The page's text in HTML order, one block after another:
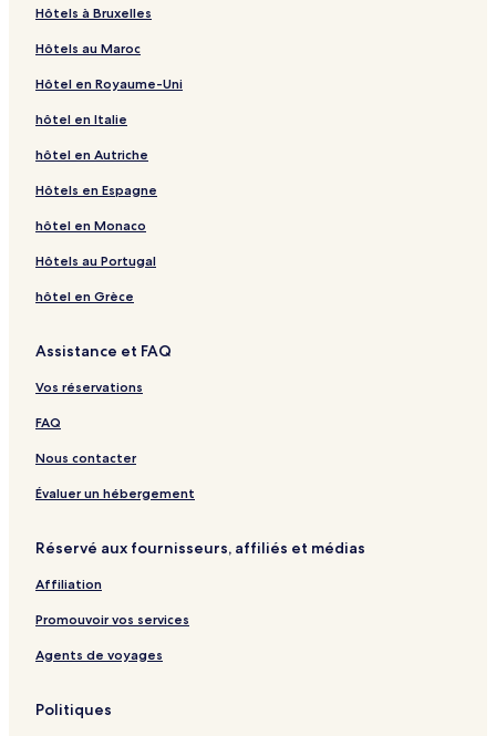
Hôtels à Bruxelles
Hôtels au Maroc
Hôtel en Royaume-Uni
hôtel en Italie
hôtel en Autriche
Hôtels en Espagne
hôtel en Monaco
Hôtels au Portugal
hôtel en Grèce
Assistance et FAQ
Vos réservations
FAQ
Nous contacter
Évaluer un hébergement
Réservé aux fournisseurs, affiliés et médias
Affiliation
Promouvoir vos services
Agents de voyages
Politiques